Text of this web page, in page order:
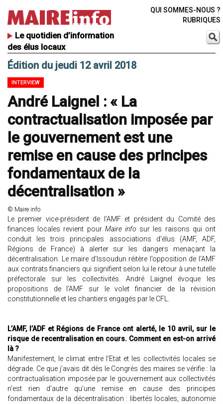
Le quotidien d’information
des élus locaux
QUI SOMMES-NOUS ?
RUBRIQUES
Édition du jeudi 12 avril 2018
INTERVIEW
André Laignel : « La
contractualisation imposée par
le gouvernement est une
remise en cause des principes
fondamentaux de la
décentralisation »
© Maire info
Le premier vice-président de l’AMF et président du Comité des
finances locales revient pour Maire info sur les raisons qui ont
conduit les trois principales associations d’élus (AMF, ADF,
Régions de France) à alerter sur les dangers menaçant la
décentralisation. Le maire d’Issoudun réitère l’opposition de l’AMF
aux contrats financiers qui signifient selon lui le retour à une tutelle
préfectorale sur les collectivités. André Laignel évoque les
propositions de l’AMF sur le volet financier de la révision
constitutionnelle et les chantiers engagés par le CFL.
L’AMF, l’ADF et Régions de France ont alerté, le 10 avril, sur le
risque de recentralisation en cours. Comment en est-on arrivé
là ?
Manifestement, le climat entre l’Etat et les collectivités locales se
dégrade. Ce que j’avais dit dès le Congrès des maires se vérifie : la
contractualisation imposée par le gouvernement aux collectivités
n’est rien d’autre qu’une remise en cause des principes
fondamentaux de la décentralisation : libertés locales, autonomie